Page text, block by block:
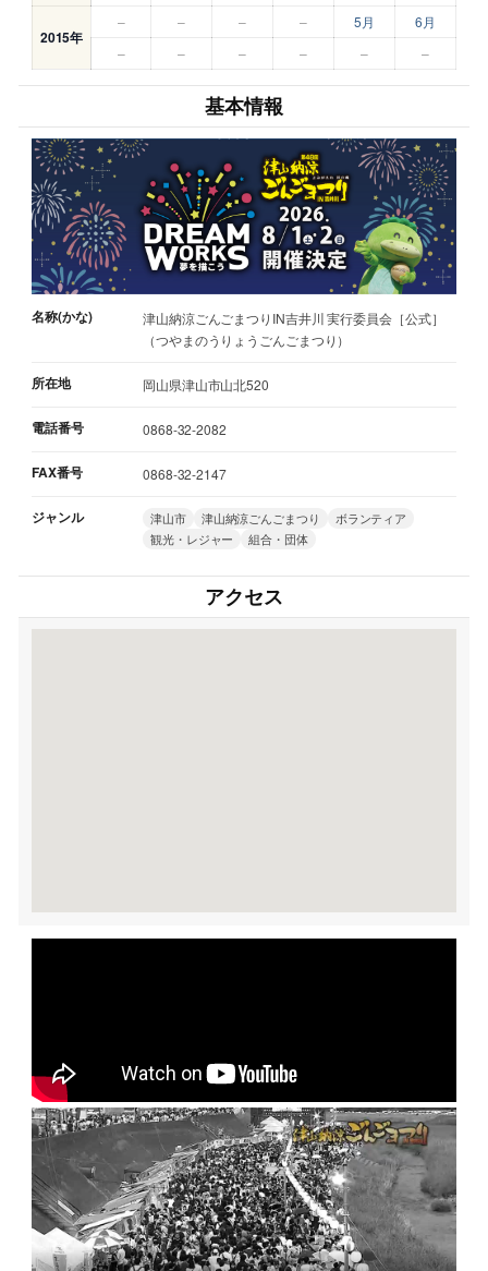
2015年
– – – – 5月
6月
–
– – – – –
基本情報
名称(かな)
津山納涼ごんごまつりIN吉井川 実行委員会［公式］
（つやまのうりょうごんごまつり）
所在地 岡山県津山市山北520
電話番号 0868-32-2082
FAX番号 0868-32-2147
ジャンル 津山市 津山納涼ごんごまつり
ボランティア
観光・レジャー
組合・団体
アクセス